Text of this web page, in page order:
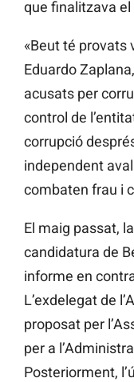
que finalitzava
«Beut té provats
Eduardo
acusats per
control de
corrupció
independent
combaten frau i
El maig passat,
candidatura de
informe en
L’exdelegat de
proposat per
per a
Posteriorment,